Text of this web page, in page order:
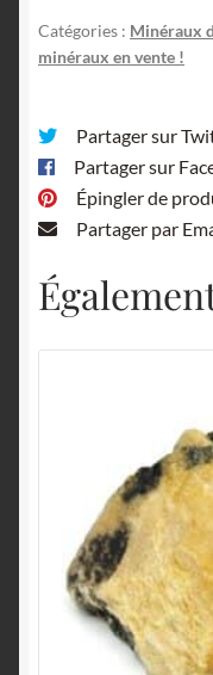
Catégories : Minéraux
minéraux en vente !
Partager sur
Partager sur
Épingler de
Partager par